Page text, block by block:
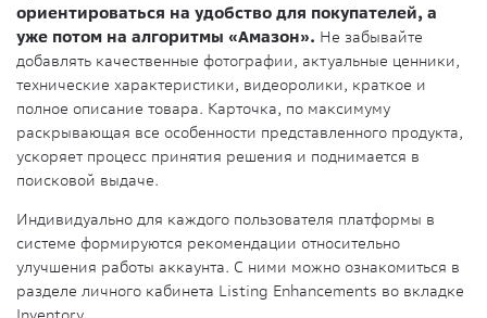
ориентироваться на удобство для покупателей, а
уже потом на алгоритмы «Амазон». Не забывайте
добавлять качественные фотографии, актуальные ценники,
технические характеристики, видеоролики, краткое и
полное описание товара. Карточка, по максимуму
раскрывающая все особенности представленного продукта,
ускоряет процесс принятия решения и поднимается в
поисковой выдаче.
Индивидуально для каждого пользователя платформы в
системе формируются рекомендации относительно
улучшения работы аккаунта. С ними можно ознакомиться в
разделе личного кабинета Listing Enhancements во вкладке